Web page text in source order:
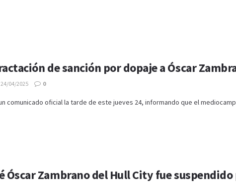
de sanción por dopaje a Óscar
24/04/2025 0
comunicado oficial la tarde de este jueves 24, informando que el
Óscar Zambrano del Hull City fue